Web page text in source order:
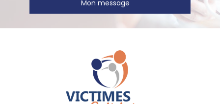
Mon message